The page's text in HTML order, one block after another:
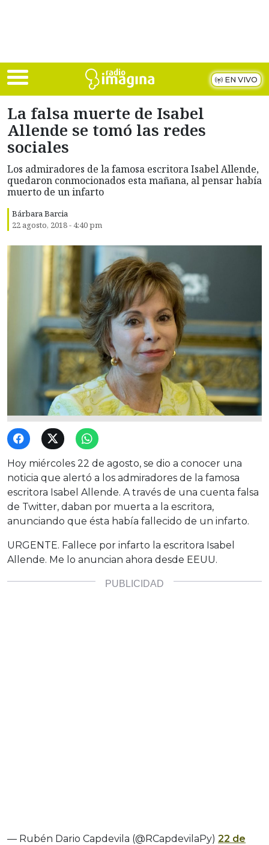
EN VIVO
La falsa muerte de Isabel
Allende se tomó las redes
sociales
Los admiradores de la famosa escritora Isabel Allende,
quedaron conmocionados esta mañana, al pensar había
muerto de un infarto
Bárbara Barcia
22 agosto, 2018 - 4:40 pm
Hoy miércoles 22 de agosto, se dio a conocer una
noticia que alertó a los admiradores de la famosa
escritora Isabel Allende. A través de una cuenta falsa
de Twitter, daban por muerta a la escritora,
anunciando que ésta había fallecido de un infarto.
URGENTE. Fallece por infarto la escritora Isabel
Allende. Me lo anuncian ahora desde EEUU.
— Rubén Dario Capdevila (@RCapdevilaPy) 22 de